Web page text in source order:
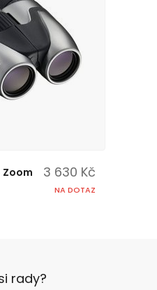
Zoom
3 630 Kč
NA DOTAZ
rady?